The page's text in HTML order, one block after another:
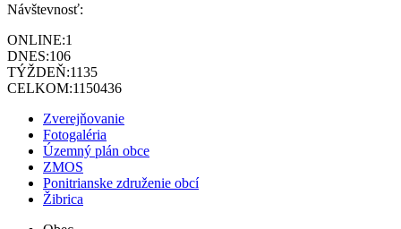
Návštevnosť:
ONLINE:1
DNES:106
TÝŽDEŇ:1135
CELKOM:1150436
Zverejňovanie
Fotogaléria
Územný plán obce
ZMOS
Ponitrianske združenie obcí
Žibrica